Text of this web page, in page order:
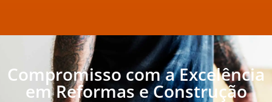
Compromisso com a Excelência
em Reformas e Construção